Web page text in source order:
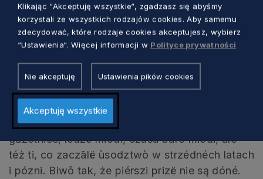
ùroczëstoscë w pałacu Przebendowsczich-
Keyserlingków.
Bëłë i gwiôzdë, co zajasniałé raz i wcyg każą
czekac na swòjé pòstãpné òbjawienié. Są téż
ale wnetka regularny laureacë. Dzejôrze,
gazetnice, ledzë młodi, czasã baro młodi, ale
téż ti, co zaczãlë ùsodztwò w strzédnéch latach
i pózni. Biwô tak, że piérszi prizë nie są dóné.
Klikając “Akceptuję wszystkie“, zgadzasz się abyśmy
korzystali ze wszystkich rodzajów cookies. Aby samemu
zdecydować, które rodzaje cookies akceptujesz, wybierz
“Ustawienia“. Więcej informacji w Polityce prywatności
Nie akceptuję Ustawienia pików cookies
Akceptuję wszystkie